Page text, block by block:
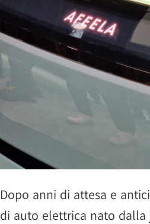
Dopo anni di attesa e
di auto elettrica nato dalla